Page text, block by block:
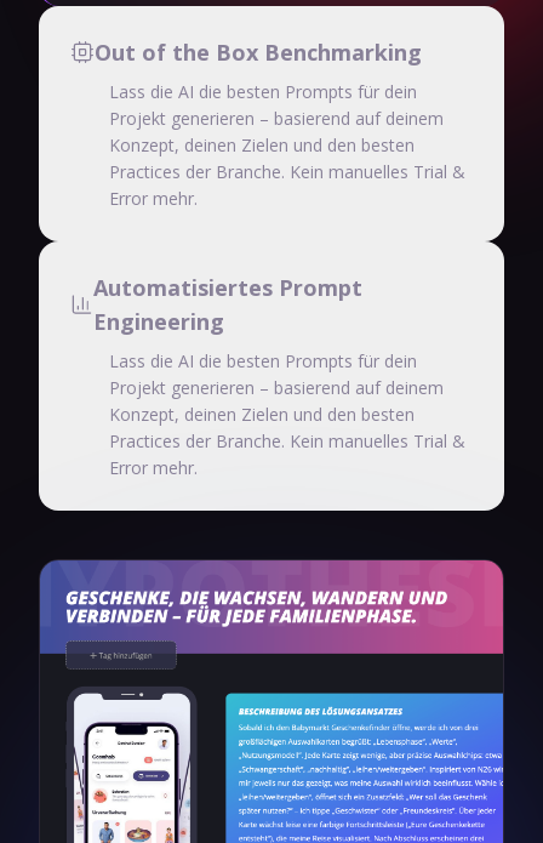
Out of the Box Benchmarking
Lass die AI die besten Prompts für dein
Projekt generieren – basierend auf deinem
Konzept, deinen Zielen und den besten
Practices der Branche. Kein manuelles Trial &
Error mehr.
Automatisiertes Prompt
Engineering
Lass die AI die besten Prompts für dein
Projekt generieren – basierend auf deinem
Konzept, deinen Zielen und den besten
Practices der Branche. Kein manuelles Trial &
Error mehr.